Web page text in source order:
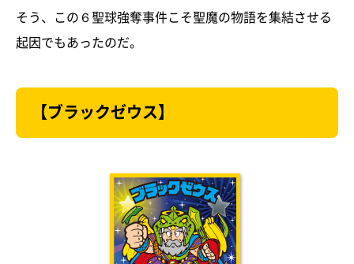
そう、この６聖球強奪事件こそ聖魔の物語を集結させる
起因でもあったのだ。
【ブラックゼウス】